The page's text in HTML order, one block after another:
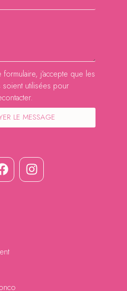
formulaire, j’accepte que les
soient utilisées pour
LE MESSAGE